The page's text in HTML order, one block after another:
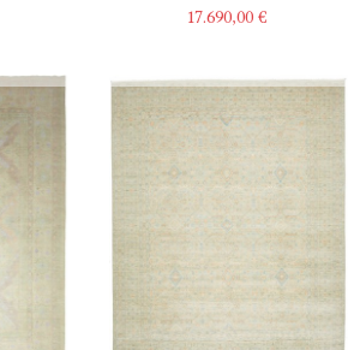
17.690,00 €